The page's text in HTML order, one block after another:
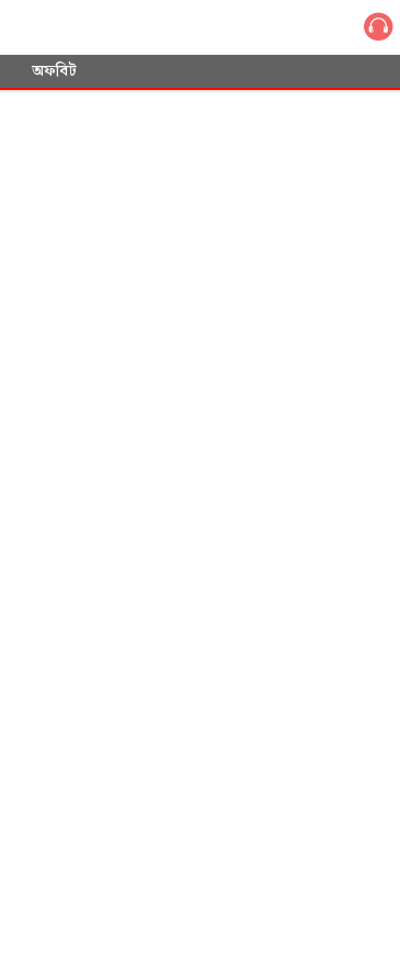
অফবিট